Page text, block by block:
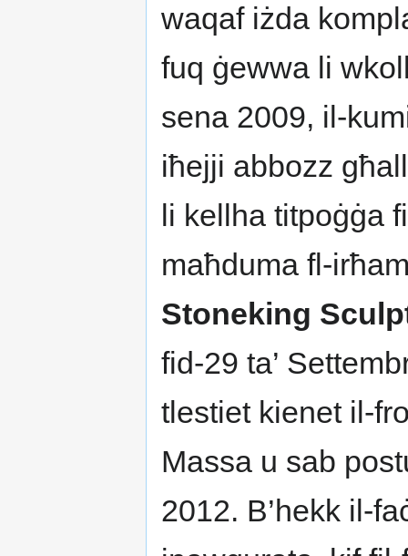
waqaf iżda
fuq ġewwa li
sena 2009, il-
iħejji abbozz
li kellha titpoġġa
maħduma fl-
Stoneking
fid-29 ta’
tlestiet kienet il-
Massa u sab
2012. B’hekk il-